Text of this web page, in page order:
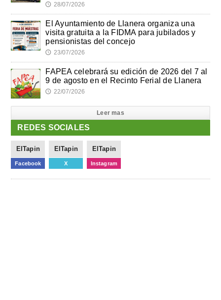
🕔 28/07/2026
El Ayuntamiento de Llanera organiza una
visita gratuita a la FIDMA para jubilados y
pensionistas del concejo
🕔 23/07/2026
FAPEA celebrará su edición de 2026 del 7 al
9 de agosto en el Recinto Ferial de Llanera
🕔 22/07/2026
Leer mas
REDES SOCIALES
ElTapin
Facebook
ElTapin
X
ElTapin
Instagram